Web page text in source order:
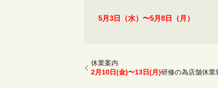
5月3日（水）〜5月8日（月）
休業案内
2月10日(金)〜13日(月)研修の為店舗休業